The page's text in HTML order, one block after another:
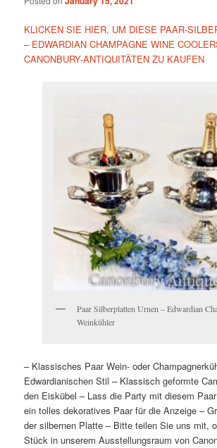
KLICKEN SIE HIER, UM DIESE PAAR-
– EDWARDIAN CHAMPAGNE WINE
CANONBURY-ANTIQUITÄTEN ZU KAUFEN
Paar Silberplatten Urnen – Edwardian
Weinkühler
– Klassisches Paar Wein- oder
Edwardianischen Stil – Klassisch geformte
den Eiskübel – Lass die Party mit diesem
ein tolles dekoratives Paar für die Anzeige –
der silbernen Platte – Bitte teilen Sie uns mit,
Stück in unserem Ausstellungsraum von